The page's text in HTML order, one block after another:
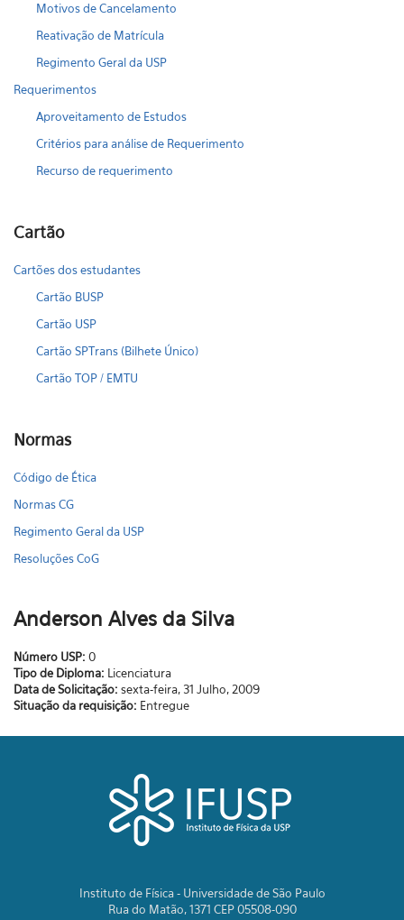
Motivos de Cancelamento
Reativação de Matrícula
Regimento Geral da USP
Requerimentos
Aproveitamento de Estudos
Critérios para análise de Requerimento
Recurso de requerimento
Cartão
Cartões dos estudantes
Cartão BUSP
Cartão USP
Cartão SPTrans (Bilhete Único)
Cartão TOP / EMTU
Normas
Código de Ética
Normas CG
Regimento Geral da USP
Resoluções CoG
Anderson Alves da Silva
Número USP: 0
Tipo de Diploma: Licenciatura
Data de Solicitação: sexta-feira, 31 Julho, 2009
Situação da requisição: Entregue
Instituto de Física - Universidade de São Paulo
Rua do Matão, 1371 CEP 05508-090